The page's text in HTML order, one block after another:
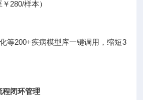
280/样本）
等200+疾病模型库一键调用，缩短3
程闭环管理